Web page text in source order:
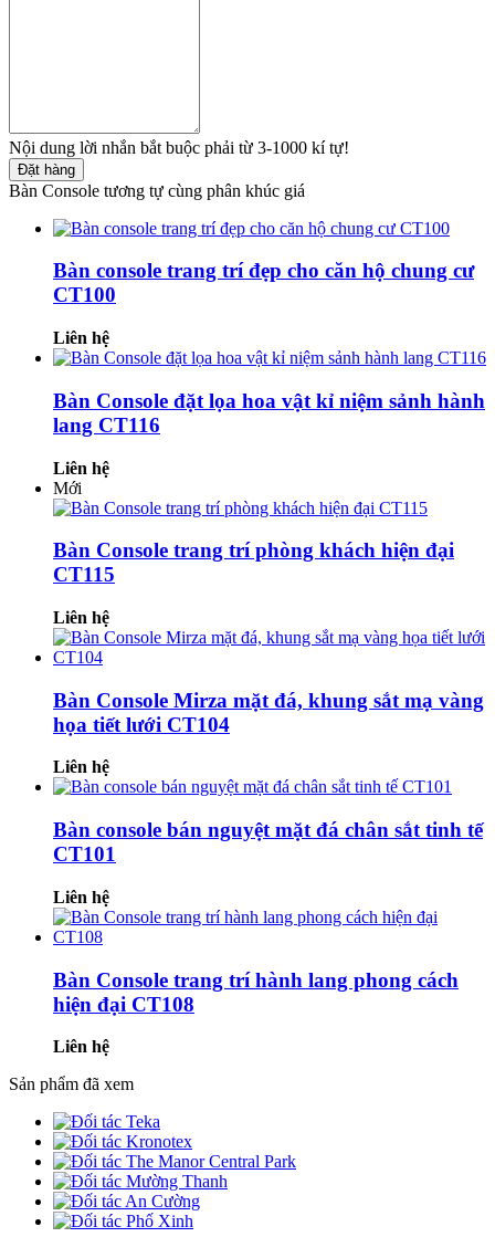
Nội dung lời nhắn bắt buộc phải từ 3-1000 kí tự!
Đặt hàng
Bàn Console tương tự cùng phân khúc giá
Bàn console trang trí đẹp cho căn hộ chung cư
CT100
Liên hệ
Bàn Console đặt lọa hoa vật kỉ niệm sảnh hành
lang CT116
Liên hệ
Mới
Bàn Console trang trí phòng khách hiện đại
CT115
Liên hệ
Bàn Console Mirza mặt đá, khung sắt mạ vàng
họa tiết lưới CT104
Liên hệ
Bàn console bán nguyệt mặt đá chân sắt tinh tế
CT101
Liên hệ
Bàn Console trang trí hành lang phong cách
hiện đại CT108
Liên hệ
Sản phẩm đã xem